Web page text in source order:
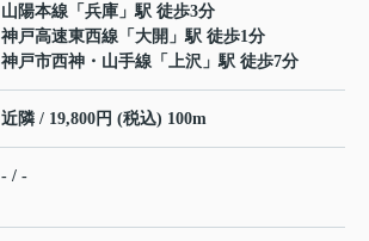
山陽本線 「 兵庫 」駅 徒歩3分
神戸高速東西線 「 大開 」駅 徒歩1分
神戸市西神・山手線 「 上沢 」駅 徒歩7分
近隣 / 19,800円 (税込) 100m
- / -